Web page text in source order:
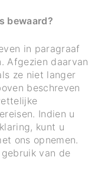
bewaard?
in paragraaf
Afgezien daarvan
ze niet langer
beschreven
Indien u
kunt u
ons opnemen.
van de